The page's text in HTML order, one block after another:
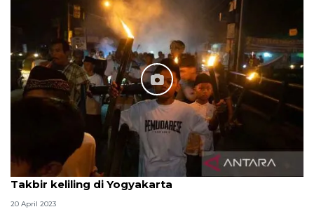
Takbir keliling di Yogyakarta
20 April 2023